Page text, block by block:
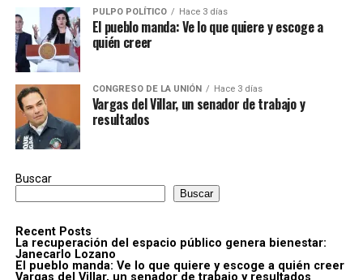
PULPO POLÍTICO Hace 3 días
El pueblo manda: Ve lo que quiere y escoge a
quién creer
CONGRESO DE LA UNIÓN Hace 3 días
Vargas del Villar, un senador de trabajo y
resultados
Buscar
Buscar
Recent Posts
La recuperación del espacio público genera bienestar:
Janecarlo Lozano
El pueblo manda: Ve lo que quiere y escoge a quién creer